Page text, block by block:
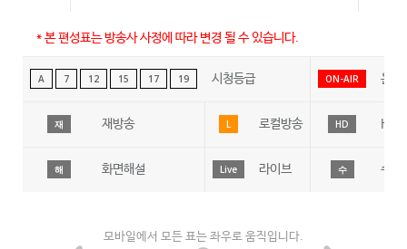
* 본 편성표는 방송사 사정에 따라 변경 될 수 있습니다.
A 7 12 15 17 19 시청등급 ON-AIR 온에
재 재방송 L 로컬방송 HD HD
해 화면해설 Live 라이브 수 수어
모바일에서 모든 표는 좌우로 움직입니다.